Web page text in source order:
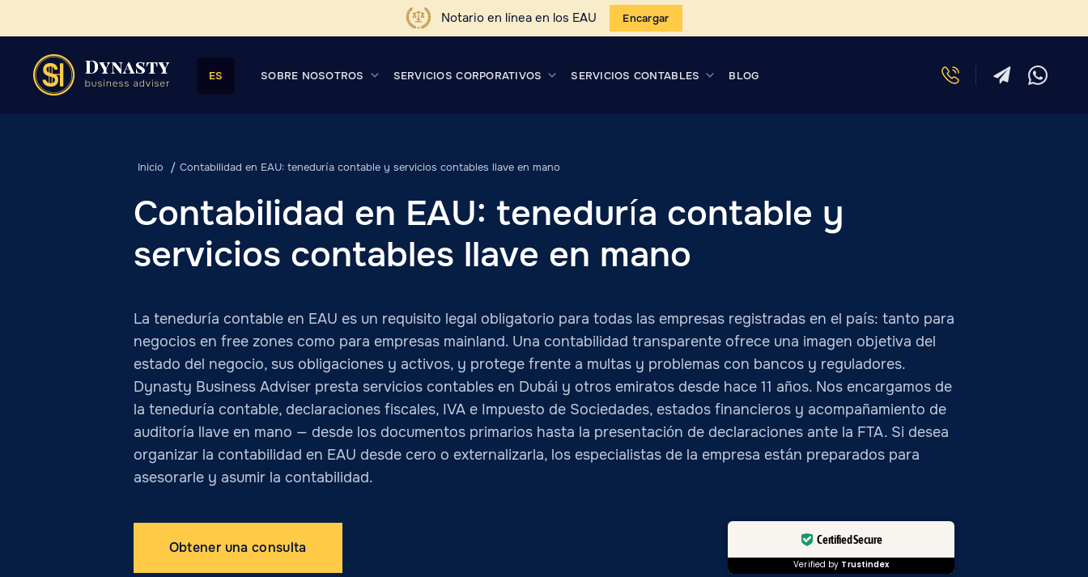
Notario en línea en los EAU Encargar
ES SOBRE NOSOTROS SERVICIOS CORPORATIVOS SERVICIOS CONTABLES BLOG
Inicio Contabilidad en EAU: teneduría contable y servicios contables llave en mano
Contabilidad en EAU: teneduría contable y
servicios contables llave en mano
La teneduría contable en EAU es un requisito legal obligatorio para todas las empresas registradas en el país: tanto para
negocios en free zones como para empresas mainland. Una contabilidad transparente ofrece una imagen objetiva del
estado del negocio, sus obligaciones y activos, y protege frente a multas y problemas con bancos y reguladores.
Dynasty Business Adviser presta servicios contables en Dubái y otros emiratos desde hace 11 años. Nos encargamos de
la teneduría contable, declaraciones fiscales, IVA e Impuesto de Sociedades, estados financieros y acompañamiento de
auditoría llave en mano — desde los documentos primarios hasta la presentación de declaraciones ante la FTA. Si desea
organizar la contabilidad en EAU desde cero o externalizarla, los especialistas de la empresa están preparados para
asesorarle y asumir la contabilidad.
Obtener una consulta Certified Secure
Verified by Trustindex